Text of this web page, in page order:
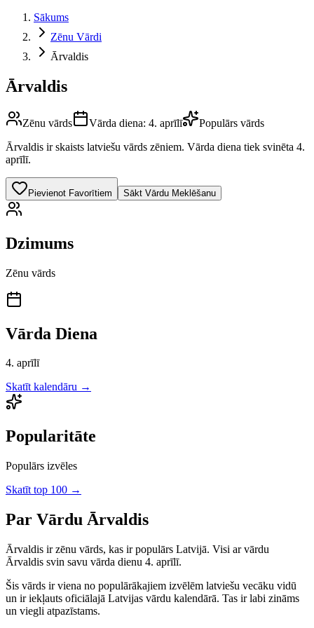
Sākums
Zēnu Vārdi
Ārvaldis
Ārvaldis
Zēnu vārds Vārda diena: 4. aprīlī
Populārs vārds
Ārvaldis ir skaists latviešu vārds zēniem. Vārda diena tiek svinēta 4.
aprīlī.
Pievienot Favorītiem Sākt Vārdu Meklēšanu
Dzimums
Zēnu vārds
Vārda Diena
4. aprīlī
Skatīt kalendāru →
Popularitāte
Populārs izvēles
Skatīt top 100 →
Par Vārdu Ārvaldis
Ārvaldis irzēnu vārds, kas ir populārs Latvijā. Visi ar vārdu
Ārvaldis svin savu vārda dienu 4. aprīlī.
Šis vārds ir viena no populārākajiem izvēlēm latviešu vecāku vidū
un ir iekļauts oficiālajā Latvijas vārdu kalendārā. Tas ir labi zināms
un viegli atpazīstams.